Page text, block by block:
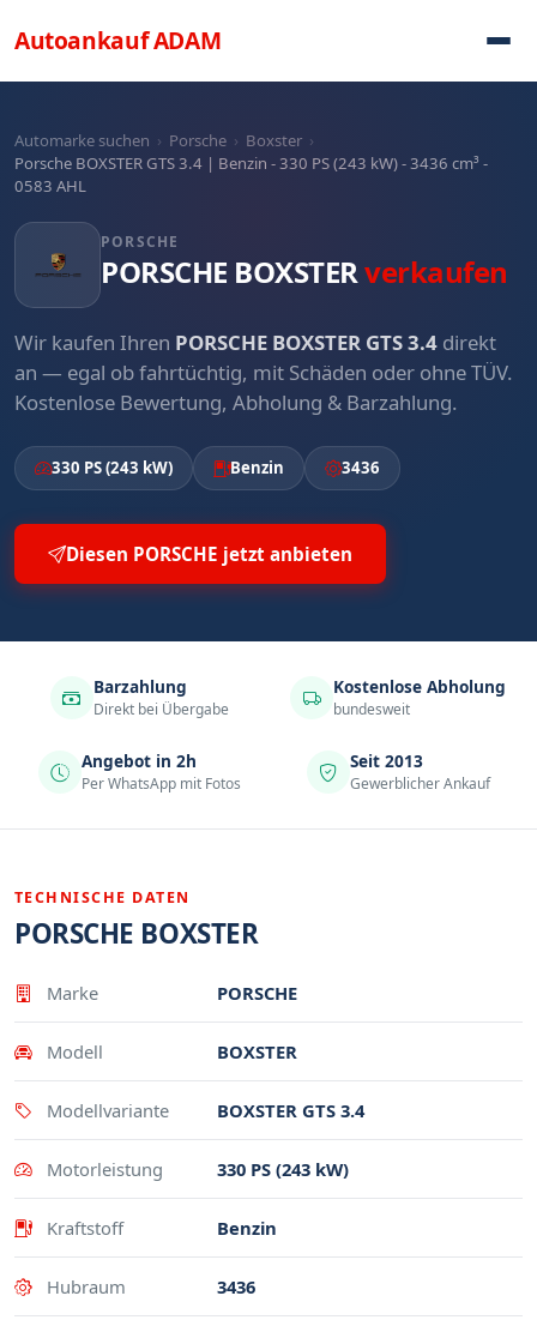
AutoankaufADAM
Automarke suchen › Porsche › Boxster ›
Porsche BOXSTER GTS 3.4 | Benzin - 330 PS (243 kW) - 3436 cm³ -
0583 AHL
PORSCHE
PORSCHE BOXSTERverkaufen
Wir kaufen Ihren PORSCHE BOXSTER GTS 3.4 direkt
an — egal ob fahrtüchtig, mit Schäden oder ohne TÜV.
Kostenlose Bewertung, Abholung & Barzahlung.
330 PS (243 kW) Benzin 3436
Diesen PORSCHE jetzt anbieten
Barzahlung
Direkt bei Übergabe
Kostenlose Abholung
bundesweit
Angebot in 2h
Per WhatsApp mit Fotos
Seit 2013
Gewerblicher Ankauf
TECHNISCHE DATEN
PORSCHE BOXSTER
Eigenschaft
Marke PORSCHE
Modell BOXSTER
Modellvariante BOXSTER GTS 3.4
Motorleistung 330 PS (243 kW)
Kraftstoff Benzin
Hubraum 3436